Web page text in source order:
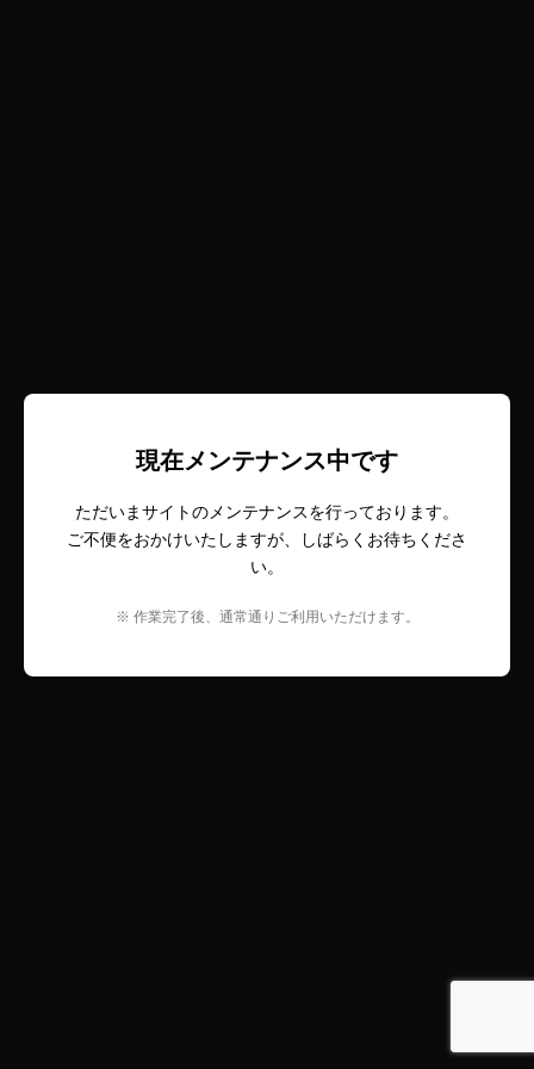
現在メンテナンス中です
ただいまサイトのメンテナンスを行っております。
ご不便をおかけいたしますが、しばらくお待ちくださ
い。
※ 作業完了後、通常通りご利用いただけます。